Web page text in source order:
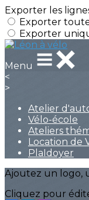
Exporter les
Exporter
Exporter
Menu
<
>
Atelier
Vélo-école
Ateliers
Location de
PlaIdoyer
Ajoutez un logo,
Cliquez pour